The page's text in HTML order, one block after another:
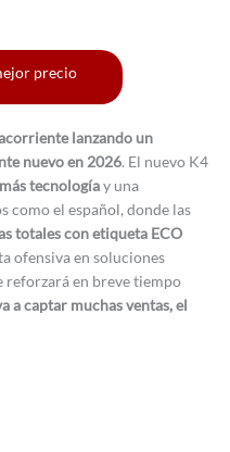
precio
lanzando un
nuevo en 2026. El nuevo K4
tecnologíay una
como el español, donde las
totales con etiqueta ECO
ofensiva en soluciones
reforzará en breve tiempo
a captar muchas ventas, el